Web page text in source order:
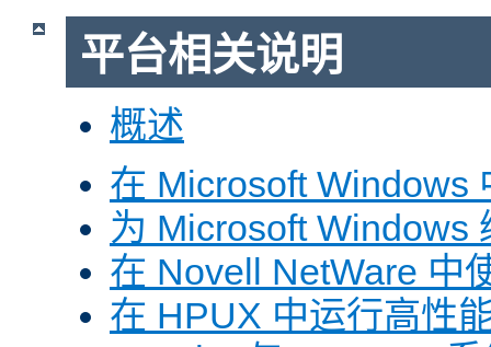
平台相关说明
概述
在 Microsoft Windows
为 Microsoft Windows
在 Novell NetWare 中
在 HPUX 中运行高性